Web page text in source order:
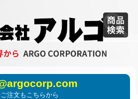
注文もこちらから